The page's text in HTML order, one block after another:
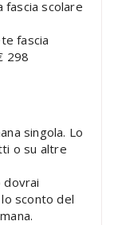
scolare
fascia
298
singola. Lo
o su altre
dovrai
sconto del